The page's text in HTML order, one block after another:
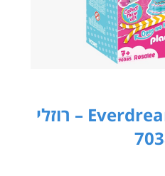
פליימוביל Everdreamerz – רוזלי